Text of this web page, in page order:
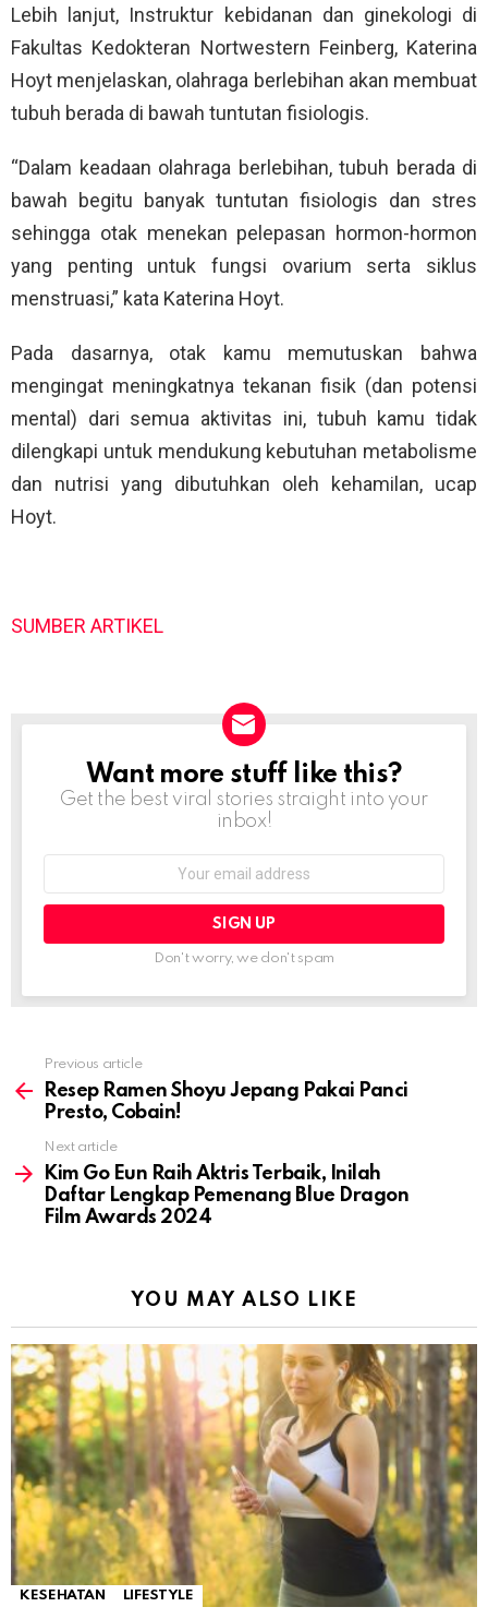
Lebih lanjut, Instruktur kebidanan dan ginekologi di
Fakultas Kedokteran Nortwestern Feinberg, Katerina
Hoyt menjelaskan, olahraga berlebihan akan membuat
tubuh berada di bawah tuntutan fisiologis.
“Dalam keadaan olahraga berlebihan, tubuh berada di
bawah begitu banyak tuntutan fisiologis dan stres
sehingga otak menekan pelepasan hormon-hormon
yang penting untuk fungsi ovarium serta siklus
menstruasi,” kata Katerina Hoyt.
Pada dasarnya, otak kamu memutuskan bahwa
mengingat meningkatnya tekanan fisik (dan potensi
mental) dari semua aktivitas ini, tubuh kamu tidak
dilengkapi untuk mendukung kebutuhan metabolisme
dan nutrisi yang dibutuhkan oleh kehamilan, ucap
Hoyt.
SUMBER ARTIKEL
NEWSLETTER
Want more stuff like this?
Get the best viral stories straight into your
inbox!
Don't worry, we don't spam
more
Previous article
Resep Ramen Shoyu Jepang Pakai Panci
Presto, Cobain!
Next article
Kim Go Eun Raih Aktris Terbaik, Inilah
Daftar Lengkap Pemenang Blue Dragon
Film Awards 2024
YOU MAY ALSO LIKE
KESEHATAN LIFESTYLE